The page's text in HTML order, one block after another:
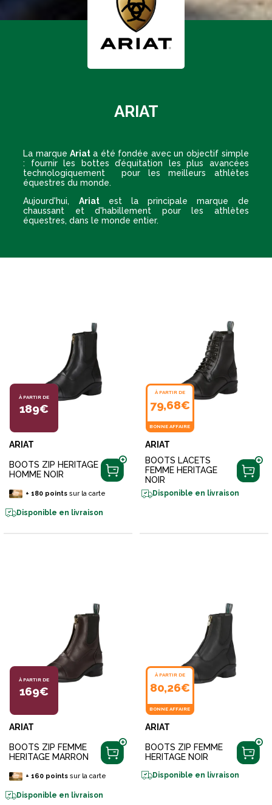
ARIAT
La marque Ariata été fondée avec un objectif simple
: fournir les bottes d’équitation les plus avancées
technologiquement pour les meilleurs athlètes
équestres du monde.
Aujourd'hui, Ariatest la principale marque de
chaussant et d'habillement pour les athlètes
équestres, dans le monde entier.
À PARTIR DE
189€
ARIAT
BOOTS ZIP HERITAGE
HOMME NOIR
+ 180pointssur la carte
Disponible en livraison
À PARTIR DE
79,68€
BONNE AFFAIRE
ARIAT
BOOTS LACETS
FEMME HERITAGE
NOIR
Disponible en livraison
À PARTIR DE
169€
ARIAT
BOOTS ZIP FEMME
HERITAGE MARRON
+ 160pointssur la carte
Disponible en livraison
À PARTIR DE
80,26€
BONNE AFFAIRE
ARIAT
BOOTS ZIP FEMME
HERITAGE NOIR
Disponible en livraison